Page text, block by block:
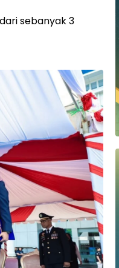
sebanyak 3